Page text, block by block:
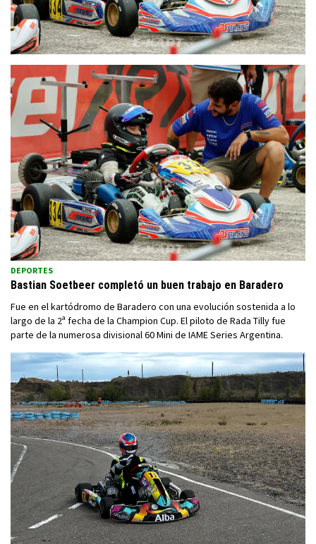
DEPORTES
Bastian Soetbeer completó un buen trabajo en Baradero
Fue en el kartódromo de Baradero con una evolución sostenida a lo
largo de la 2ª fecha de la Champion Cup. El piloto de Rada Tilly fue
parte de la numerosa divisional 60 Mini de IAME Series Argentina.